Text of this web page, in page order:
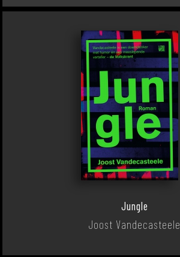
Jungle
Joost Vandecasteele